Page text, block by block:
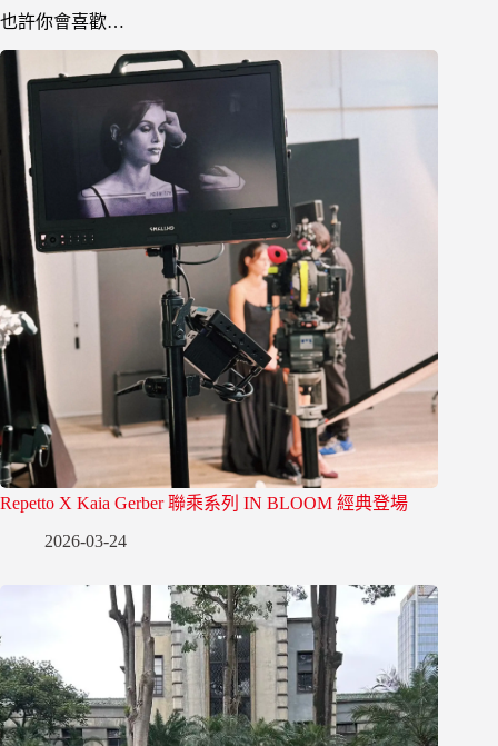
也許你會喜歡…
Repetto X Kaia Gerber 聯乘系列 IN BLOOM 經典登場
2026-03-24